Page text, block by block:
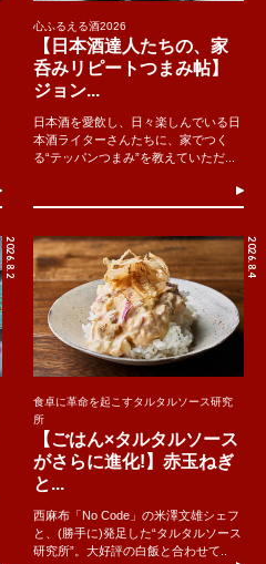
心ふるえる酒2026
【日本酒達人たちの、家
呑みリピートつまみ帖】
ジョン...
日本酒を愛飲し、日々楽しんでいる日
本酒ライターさんたちに、家でつく
る“テッパンつまみ”を教えていただ...
2026.8.2 2026.8.4
食卓に革命を起こすタルタルソース研究
所
【ごはん×タルタルソース
がさらに進化!】赤玉ねぎ
と...
西麻布「No Code」の米澤文雄シェフ
と、(勝手に)発足した“タルタルソース
研究所”。大好評の白飯と合わせて..